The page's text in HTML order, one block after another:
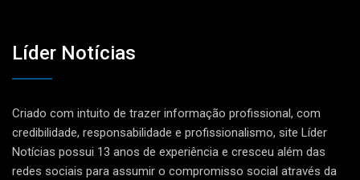
Líder Notícias
Criado com intuito de trazer informação profissional, com
credibilidade, responsabilidade e profissionalismo, site Líder
Notícias possui 13 anos de experiência e cresceu além das
redes sociais para assumir o compromisso social através da